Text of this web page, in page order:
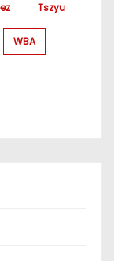
Tszyu
WBA